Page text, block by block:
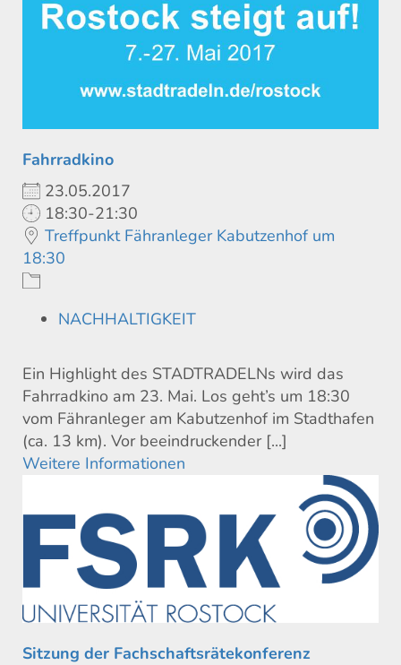
Fahrradkino
23.05.2017
18:30-21:30
Treffpunkt Fähranleger Kabutzenhof um
18:30
NACHHALTIGKEIT
Ein Highlight des STADTRADELNs wird das
Fahrradkino am 23. Mai. Los geht’s um 18:30
vom Fähranleger am Kabutzenhof im Stadthafen
(ca. 13 km). Vor beeindruckender [...]
Weitere Informationen
Sitzung der Fachschaftsrätekonferenz